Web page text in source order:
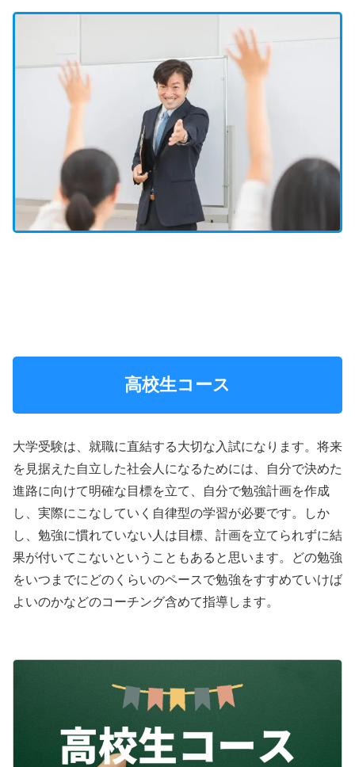
高校生コース
大学受験は、就職に直結する大切な入試になります。将来
を見据えた自立した社会人になるためには、自分で決めた
進路に向けて明確な目標を立て、自分で勉強計画を作成
し、実際にこなしていく自律型の学習が必要です。しか
し、勉強に慣れていない人は目標、計画を立てられずに結
果が付いてこないということもあると思います。どの勉強
をいつまでにどのくらいのペースで勉強をすすめていけば
よいのかなどのコーチング含めて指導します。